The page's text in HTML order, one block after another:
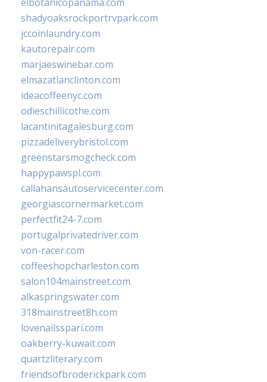
shadyoaksrockportrvpark.com
jccoinlaundry.com
kautorepair.com
marjaeswinebar.com
elmazatlanclinton.com
ideacoffeenyc.com
odieschillicothe.com
lacantinitagalesburg.com
pizzadeliverybristol.com
greenstarsmogcheck.com
happypawspl.com
callahansautoservicecenter.com
georgiascornermarket.com
perfectfit24-7.com
portugalprivatedriver.com
von-racer.com
coffeeshopcharleston.com
salon104mainstreet.com
alkaspringswater.com
318mainstreet8h.com
lovenailsspari.com
oakberry-kuwait.com
quartzliterary.com
friendsofbroderickpark.com